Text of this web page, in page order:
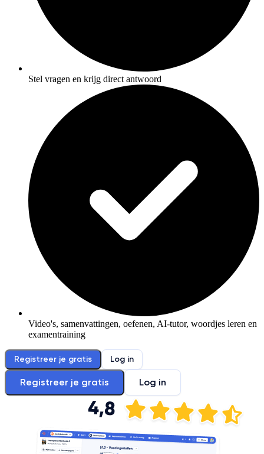
Stel vragen en krijg direct antwoord
Video's, samenvattingen, oefenen, AI-tutor, woordjes leren en
examentraining
Registreer je gratis Log in
Registreer je gratis Log in